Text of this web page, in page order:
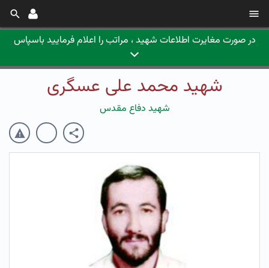
در صورت مغایرت اطلاعات شهید ، مراتب را اعلام فرمایید باسپاس
شهید محمد علی عسگری
شهید دفاع مقدس